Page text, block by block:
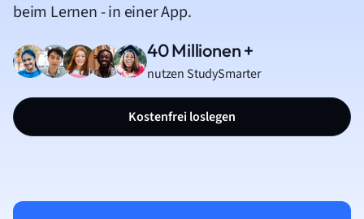
beim Lernen - in einer App.
40 Millionen +
nutzen StudySmarter
Kostenfrei loslegen